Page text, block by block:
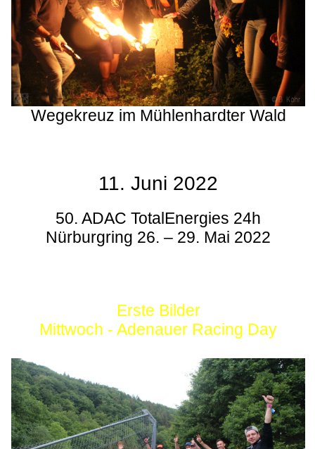
Wegekreuz im Mühlenhardter Wald
11. Juni 2022
50. ADAC TotalEnergies 24h
Nürburgring 26. – 29. Mai 2022
Erste Bilder
Mittwoch - Adenauer Racing Day